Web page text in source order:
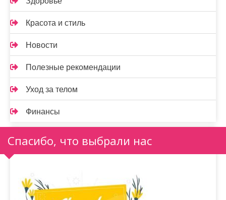
Красота и стиль
Новости
Полезные рекомендации
Уход за телом
Финансы
Спасибо, что выбрали нас